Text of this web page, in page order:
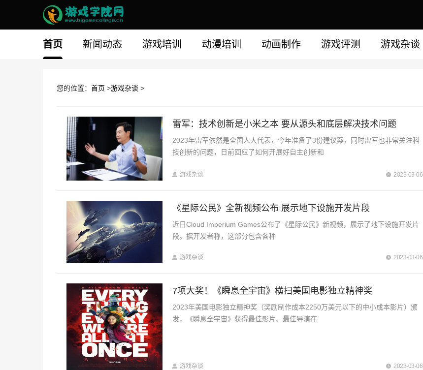
首页 新闻动态 游戏培训 动漫培训 动画制作 游戏评测 游戏杂谈
您的位置： 首页 >游戏杂谈 >
雷军：技术创新是小米之本 要从源头和底层解决技术问题
2023年雷军依然是全国人大代表，今年准备了3份建议案，同时雷军也非常关注科
技创新的问题，日前回应了如何开展好自主创新和
游戏杂谈 2023-03-06
《星际公民》全新视频公布 展示地下设施开发片段
近日Cloud Imperium Games公布了《星际公民》新视频，展示了地下设施开发片
段。据开发者称，这部分包含各种
游戏杂谈 2023-03-06
7项大奖！《瞬息全宇宙》横扫美国电影独立精神奖
2023年美国电影独立精神奖（奖励制作成本2250万美元以下的中小成本影片）颁
发，《瞬息全宇宙》获得最佳影片、最佳导演在
游戏杂谈 2023-03-06